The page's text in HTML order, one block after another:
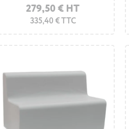
279,50 € HT
335,40 € TTC